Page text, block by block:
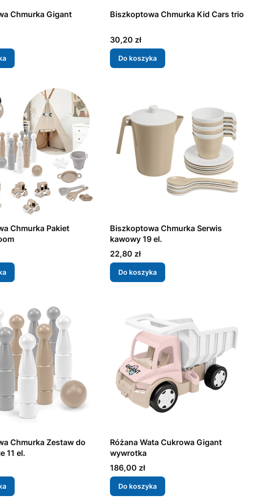
Chmurka Gigant
Biszkoptowa Chmurka Kid Cars trio
Cena
30,20 zł
Do koszyka
Chmurka Pakiet
Biszkoptowa Chmurka Serwis
kawowy 19 el.
Cena
22,80 zł
Do koszyka
Chmurka Zestaw do
11 el.
Różana Wata Cukrowa Gigant
wywrotka
Cena
186,00 zł
Do koszyka